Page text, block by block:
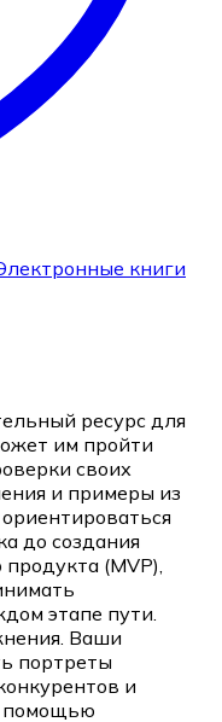
книги
ресурс для
им пройти
своих
и примеры из
до создания
(MVP),
этапе пути.
Ваши
портреты
и
помощью